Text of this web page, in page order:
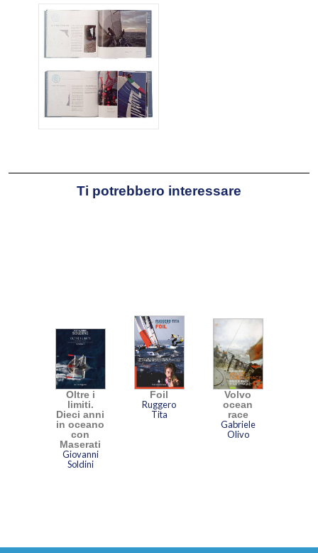
Ti potrebbero interessare
Oltre i
limiti.
Dieci anni
in oceano
con
Maserati
Giovanni
Soldini
Foil
Ruggero
Tita
Volvo
ocean
race
Gabriele
Olivo